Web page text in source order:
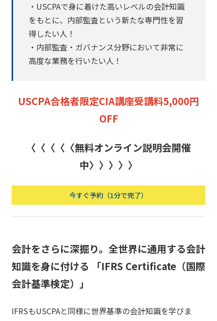
・USCPAで身に着けた高いレベルの会計知識
をもとに、内部監査という新たな専門性を習
得したい人！
・内部監査・ガバナンス分野において非常に
高度な業務を行いたい人！
USCPA合格者限定CIA講座受講料5,000円
OFF
〈〈〈〈〈無料オンライン説明会開催
中〉〉〉〉〉
今すぐ予約（1分で完了）
会計をさらに深掘り。全世界に通用する会計
知識を身に付ける 「IFRS Certificate（国際
会計基準検定）」
IFRSもUSCPAと同様に世界基準の会計知識を学びま